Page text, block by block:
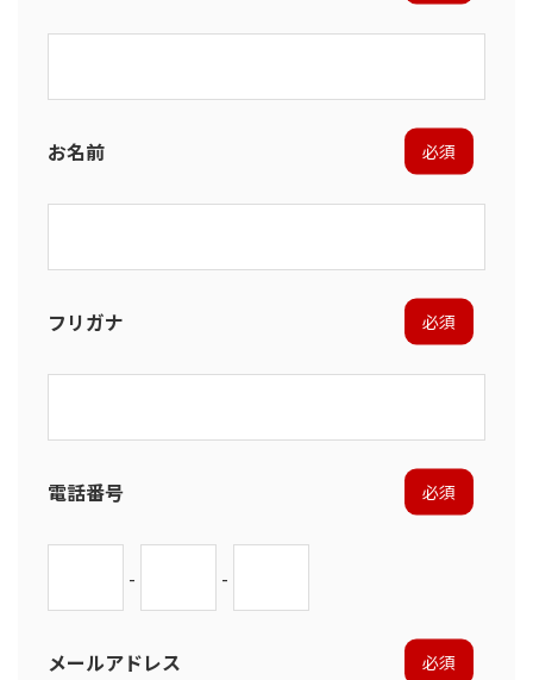
お名前 必須
フリガナ 必須
電話番号 必須
- -
メールアドレス 必須